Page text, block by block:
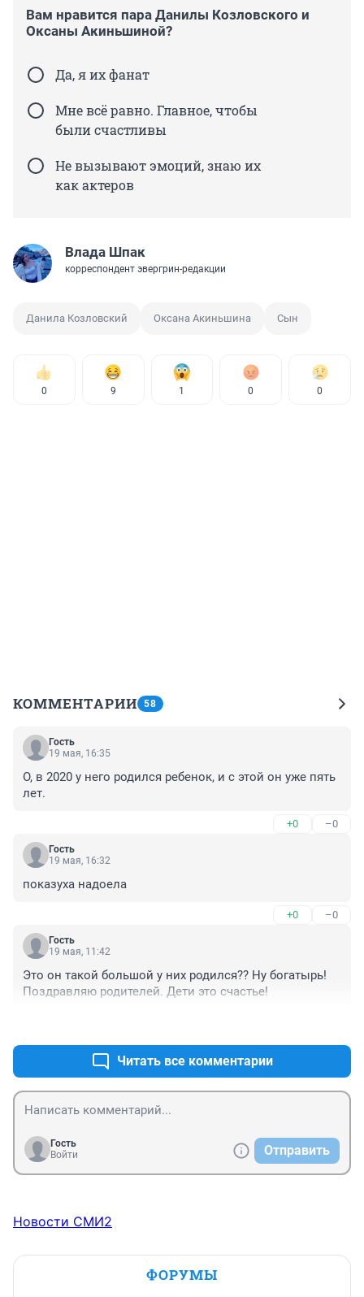
Вам нравится пара Данилы Козловского и
Оксаны Акиньшиной?
Да, я их фанат
Мне всё равно. Главное, чтобы
были счастливы
Не вызывают эмоций, знаю их
как актеров
Влада Шпак
корреспондент эвергрин-редакции
Данила Козловский Оксана Акиньшина Сын
0 9 1 0 0
КОММЕНТАРИИ 58
Гость
19 мая, 16:35
О, в 2020 у него родился ребенок, и с этой он уже пять
лет.
+0 –0
Гость
19 мая, 16:32
показуха надоела
+0 –0
Гость
19 мая, 11:42
Это он такой большой у них родился?? Ну богатырь!
Поздравляю родителей. Дети это счастье!
Читать все комментарии
Гость
Войти
Отправить
Новости СМИ2
ФОРУМЫ